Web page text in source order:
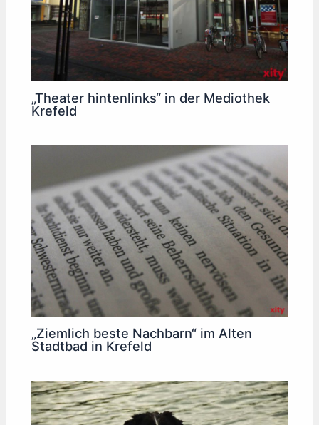
„Theater hintenlinks“ in der Mediothek
Krefeld
„Ziemlich beste Nachbarn“ im Alten
Stadtbad in Krefeld